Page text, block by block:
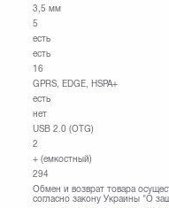
3,5 мм
5
есть
есть
16
GPRS, EDGE, HSPA+
есть
нет
USB 2.0 (OTG)
2
+ (емкостный)
294
Обмен и возврат товара
согласно закону Украины "О